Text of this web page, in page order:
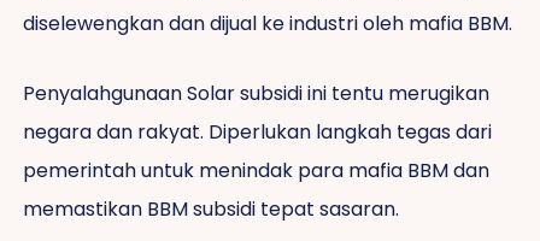
diselewengkan dan dijual ke industri oleh mafia BBM.
Penyalahgunaan Solar subsidi ini tentu merugikan
negara dan rakyat. Diperlukan langkah tegas dari
pemerintah untuk menindak para mafia BBM dan
memastikan BBM subsidi tepat sasaran.